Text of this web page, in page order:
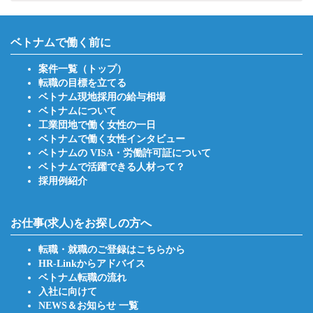
ベトナムで働く前に
案件一覧（トップ）
転職の目標を立てる
ベトナム現地採用の給与相場
ベトナムについて
工業団地で働く女性の一日
ベトナムで働く女性インタビュー
ベトナムの VISA・労働許可証について
ベトナムで活躍できる人材って？
採用例紹介
お仕事(求人)をお探しの方へ
転職・就職のご登録はこちらから
HR-Linkからアドバイス
ベトナム転職の流れ
入社に向けて
NEWS＆お知らせ 一覧